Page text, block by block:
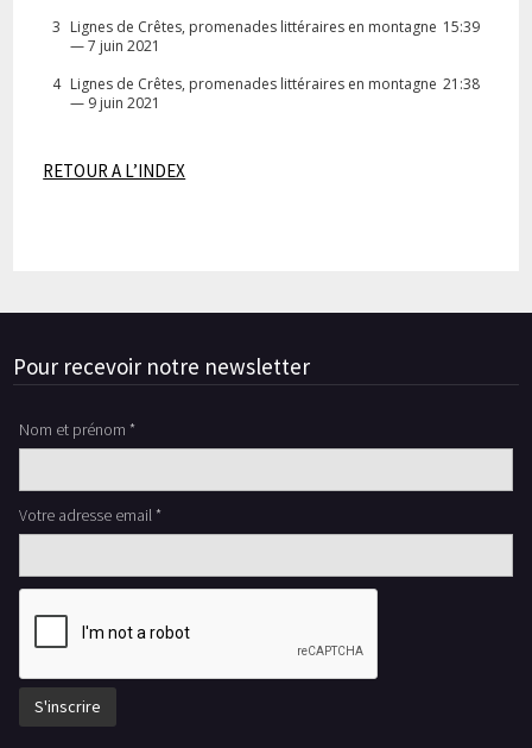
3
15:39
Lignes de Crêtes, promenades littéraires en montagne
— 7 juin 2021
4
21:38
Lignes de Crêtes, promenades littéraires en montagne
— 9 juin 2021
RETOUR A L’INDEX
Pour recevoir notre newsletter
Nom et prénom *
Votre adresse email *